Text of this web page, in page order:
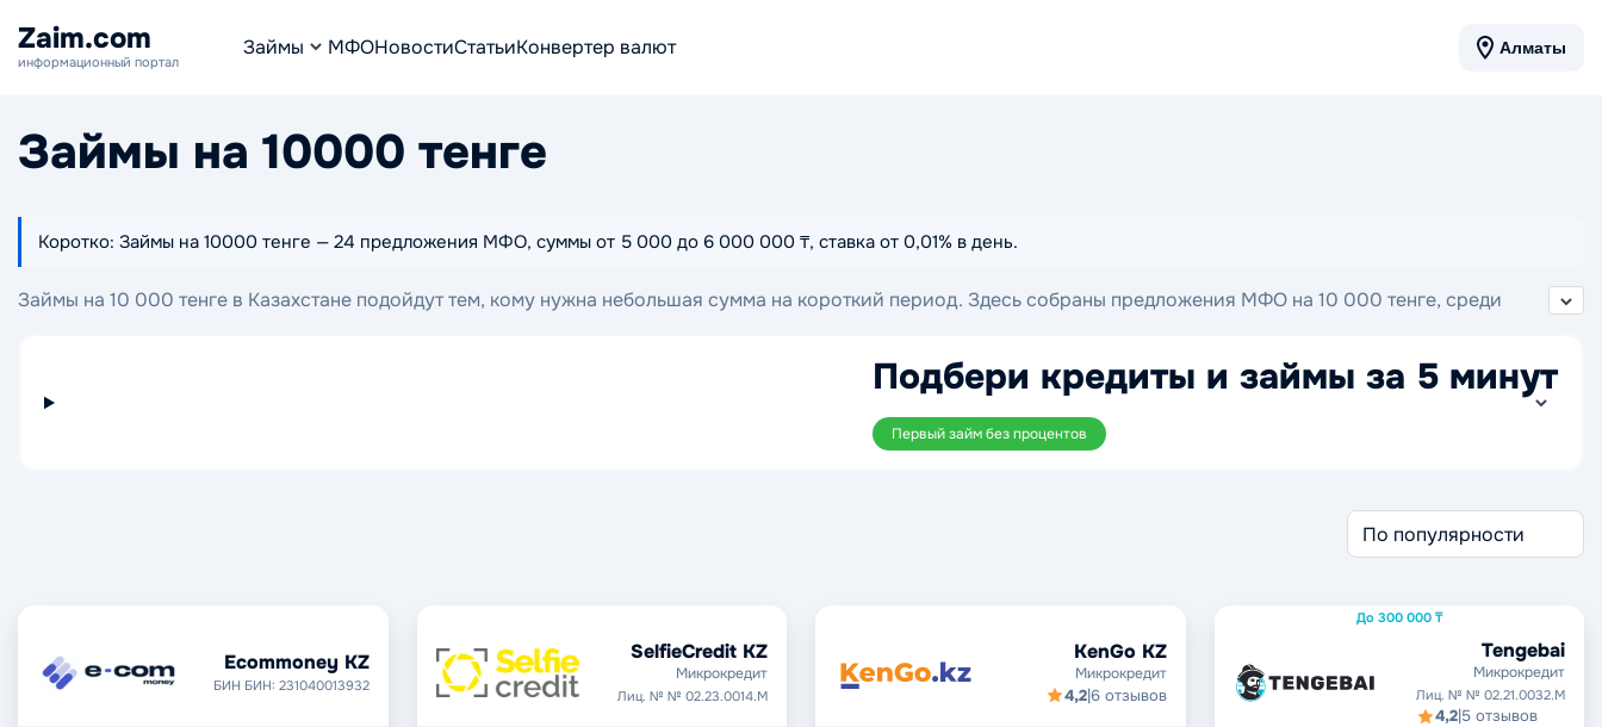
Zaim.com
информационный портал
Займы МФОНовостиСтатьиКонвертер валют Алматы
Займы на 10000 тенге
Коротко: Займы на 10000 тенге — 24 предложения МФО, суммы от 5 000 до 6 000 000 ₸, ставка от 0,01% в день.
Займы на 10 000 тенге в Казахстане подойдут тем, кому нужна небольшая сумма на короткий период. Здесь собраны предложения МФО на 10 000 тенге, среди
Подбери кредиты и займы за 5 минут
Первый займ без процентов
Ecommoney KZ
БИН БИН: 231040013932
SelfieCredit KZ
Микрокредит
Лиц. № № 02.23.0014.М
KenGo KZ
Микрокредит
4,2|6 отзывов
До 300 000 ₸
Tengebai
Микрокредит
Лиц. № № 02.21.0032.М
4,2|5 отзывов